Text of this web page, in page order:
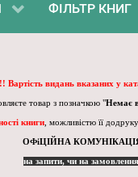
ФІЛЬТР КНИГ
Вартість видань вказаних у
товар з позначкою "Немає в
книги, можливістю її додруку
ОФіЦІЙНА
на запити, чи на